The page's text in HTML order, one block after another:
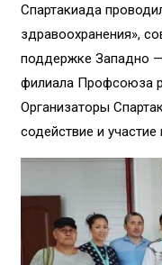
Спартакиада
здравоохранения»,
поддержке Западно —
филиала Профсоюза
Организаторы
содействие и